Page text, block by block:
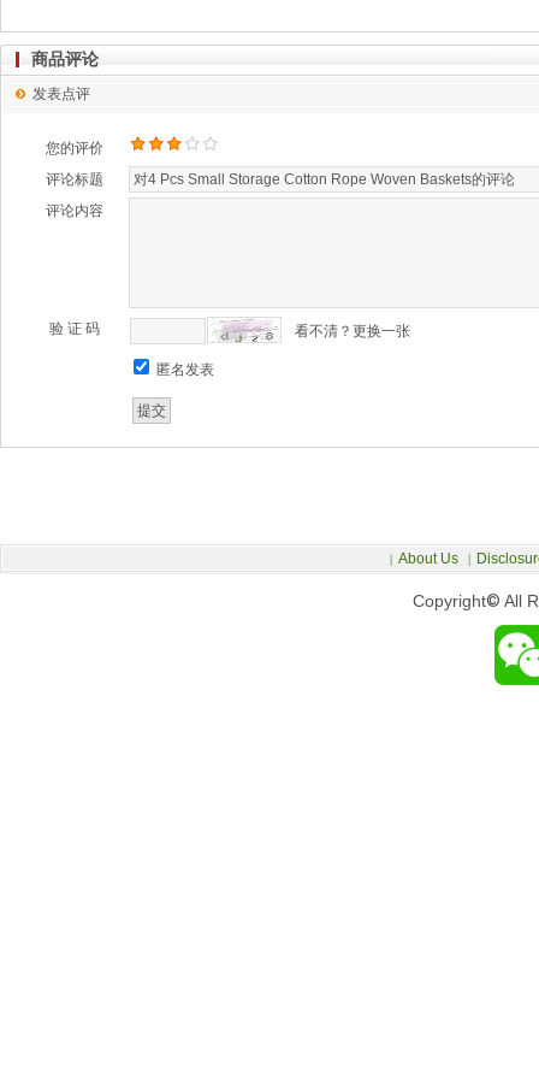
商品评论
发表点评
您的评价
评论标题
评论内容
验 证 码 看不清？更换一张
匿名发表
Copyright© All
| About Us |